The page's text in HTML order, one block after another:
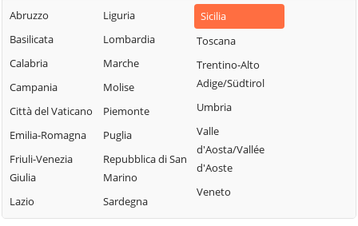
Campofelice di
Campofiorito
Casteldaccia
Femmine
Lascari
Lercara Friddi
Marineo
Mezzojuso
Misilmeri
Monreale
Montelepre
Montemaggiore
Belsito
Sclafani Bagni
Termini Imerese
Terrasini
Torretta
Trabia
Trappeto
Ustica
Valledolmo
Abruzzo
Basilicata
Calabria
Campania
Città del Vaticano
Emilia-Romagna
Friuli-Venezia
Giulia
Lazio
Liguria
Lombardia
Marche
Molise
Piemonte
Puglia
Repubblica di San
Marino
Sardegna
Sicilia
Toscana
Trentino-Alto
Adige/Südtirol
Umbria
Valle
d'Aosta/Vallée
d'Aoste
Veneto